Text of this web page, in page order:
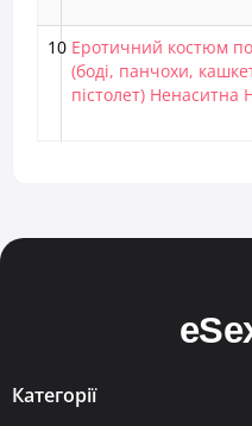
10 Еротичний костюм
(боді, панчохи,
пістолет) Ненаситна
Категорії